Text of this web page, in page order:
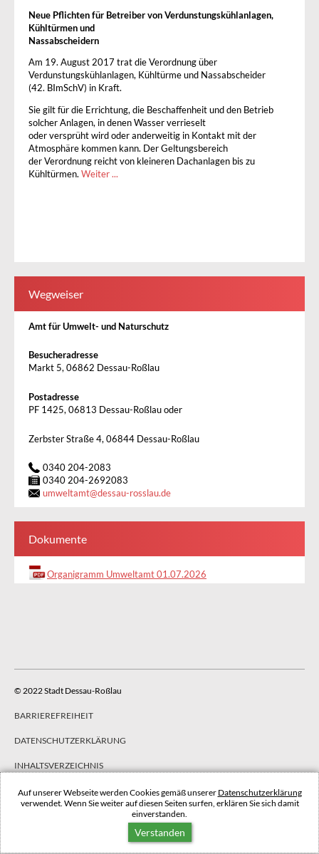
Auf unserer Webseite werden Cookies gemäß unserer Datenschutzerklärung
verwendet. Wenn Sie weiter auf diesen Seiten surfen, erklären Sie sich damit
einverstanden.
Verstanden
Neue Pflichten für Betreiber von Verdunstungskühlanlagen,
Kühltürmen und
Nassabscheidern
Am 19. August 2017 trat die Verordnung über
Verdunstungskühlanlagen, Kühltürme und Nassabscheider
(42. BImSchV) in Kraft.
Sie gilt für die Errichtung, die Beschaffenheit und den Betrieb
solcher Anlagen, in denen Wasser verrieselt
oder versprüht wird oder anderweitig in Kontakt mit der
Atmosphäre kommen kann. Der Geltungsbereich
der Verordnung reicht von kleineren Dachanlagen bis zu
Kühltürmen. Weiter ...
Wegweiser
Amt für Umwelt- und Naturschutz
Besucheradresse
Markt 5, 06862 Dessau-Roßlau
Postadresse
PF 1425, 06813 Dessau-Roßlau oder
Zerbster Straße 4, 06844 Dessau-Roßlau
0340 204-2083
0340 204-2692083
umweltamt@dessau-rosslau.de
Dokumente
Organigramm Umweltamt 01.07.2026
© 2022 Stadt Dessau-Roßlau
BARRIEREFREIHEIT
DATENSCHUTZERKLÄRUNG
INHALTSVERZEICHNIS
IMPRESSUM
NACH OBEN